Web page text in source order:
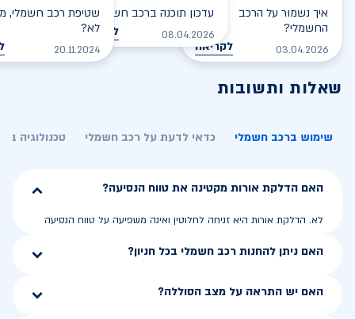
איך נשמור על הרכב
החשמלי?
03.04.2026 לקריאה
עדכון תוכנה ברכב חשמלי
08.04.2026 לקריאה
שטיפת רכב חשמלי,
לא?
20.11.2024
שאלות ותשובות
שימוש ברכב חשמלי כדאי לדעת על רכב חשמלי טכנולוגיה
האם הדלקת אורות מקטינה את טווח הנסיעה?
לא. הדלקת אורות היא זניחה לחלוטין ואינה משפיעה על טווח הנסיעה
האם ניתן להחנות רכב חשמלי בכל חניון?
האם יש התראה על מצב הסוללה?